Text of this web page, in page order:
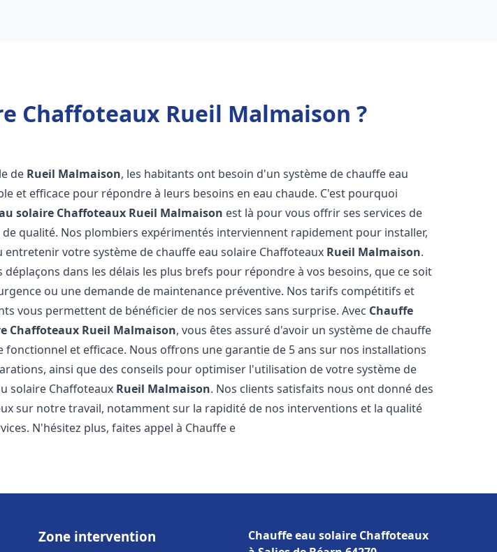
Chaffoteaux Rueil Malmaison ?
de Rueil Malmaison, les habitants ont besoin d'un système de chauffe eau
et efficace pour répondre à leurs besoins en eau chaude. C'est pourquoi
solaire Chaffoteaux Rueil Malmaison est là pour vous offrir ses services de
qualité. Nos plombiers expérimentés interviennent rapidement pour installer,
entretenir votre système de chauffe eau solaire Chaffoteaux Rueil Malmaison.
déplaçons dans les délais les plus brefs pour répondre à vos besoins, que ce soit
ou une demande de maintenance préventive. Nos tarifs compétitifs et
vous permettent de bénéficier de nos services sans surprise. Avec Chauffe
Chaffoteaux Rueil Malmaison, vous êtes assuré d'avoir un système de chauffe
fonctionnel et efficace. Nous offrons une garantie de 5 ans sur nos installations
ainsi que des conseils pour optimiser l'utilisation de votre système de
solaire Chaffoteaux Rueil Malmaison. Nos clients satisfaits nous ont donné des
sur notre travail, notamment sur la rapidité de nos interventions et la qualité
N'hésitez plus, faites appel à Chauffe e
Zone intervention
Chauffe eau solaire Chaffoteaux